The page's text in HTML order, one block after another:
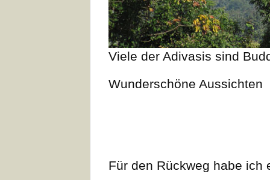
Viele der Adivasis sind
Wunderschöne Aussichten
Für den Rückweg habe ich